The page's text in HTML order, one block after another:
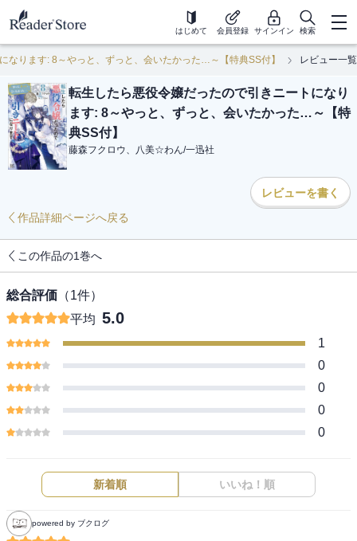
はじめて 会員登録 サインイン 検索
なります: 8～やっと、ずっと、会いたかった…～【特典SS付】 レビュー一覧
転生したら悪役令嬢だったので引きニートになり
ます: 8～やっと、ずっと、会いたかった…～【特
典SS付】
藤森フクロウ、八美☆わん/一迅社
レビューを書く
作品詳細ページへ戻る
この作品の1巻へ
総合評価 （1件）
平均 5.0
1
0
0
0
0
新着順 いいね！順
powered by ブクログ